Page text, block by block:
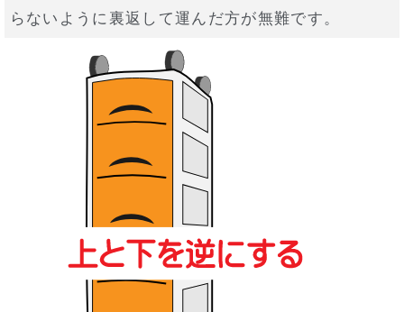
らないように裏返して運んだ方が無難です。